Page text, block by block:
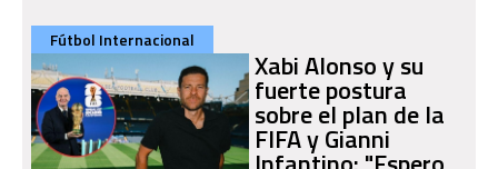
Fútbol Internacional
Xabi Alonso y su
fuerte postura
sobre el plan de la
FIFA y Gianni